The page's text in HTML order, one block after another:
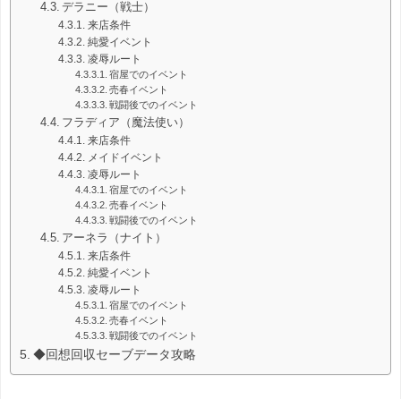
デラニー（戦士）
来店条件
純愛イベント
凌辱ルート
宿屋でのイベント
売春イベント
戦闘後でのイベント
フラディア（魔法使い）
来店条件
メイドイベント
凌辱ルート
宿屋でのイベント
売春イベント
戦闘後でのイベント
アーネラ（ナイト）
来店条件
純愛イベント
凌辱ルート
宿屋でのイベント
売春イベント
戦闘後でのイベント
◆回想回収セーブデータ攻略